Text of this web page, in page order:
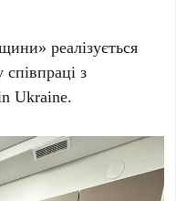
реалізується
з
Ukraine.